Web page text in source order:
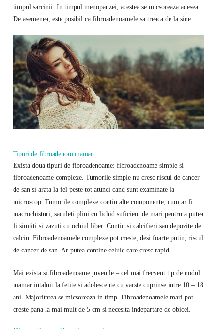
timpul sarcinii. In timpul menopauzei, acestea se micsoreaza adesea.
De asemenea, este posibil ca fibroadenoamele sa treaca de la sine.
Tipuri de fibroadenom mamar
Exista doua tipuri de fibroadenoame: fibroadenoame simple si
fibroadenoame complexe. Tumorile simple nu cresc riscul de cancer
de san si arata la fel peste tot atunci cand sunt examinate la
microscop. Tumorile complexe contin alte componente, cum ar fi
macrochisturi, saculeti plini cu lichid suficient de mari pentru a putea
fi simtiti si vazuti cu ochiul liber. Contin si calcifieri sau depozite de
calciu. Fibroadenoamele complexe pot creste, desi foarte putin, riscul
de cancer de san. Ar putea contine celule care cresc rapid.
Mai exista si fibroadenoame juvenile – cel mai frecvent tip de nodul
mamar intalnit la fetite si adolescente cu varste cuprinse intre 10 – 18
ani. Majoritatea se micsoreaza in timp. Fibroadenoamele mari pot
creste pana la mai mult de 5 cm si necesita indepartare de obicei.